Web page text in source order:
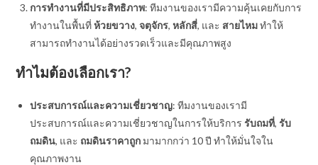
การทำงานที่มีประสิทธิภาพ: ทีมงานของเรามีความคุ้นเคยกับการ
ทำงานในพื้นที่ห้วยขวาง,จตุจักร,หลักสี่, และ สายไหมทำให้
สามารถทำงานได้อย่างรวดเร็วและมีคุณภาพสูง
ทำไมต้องเลือกเรา?
ประสบการณ์และความเชี่ยวชาญ: ทีมงานของเรามี
ประสบการณ์และความเชี่ยวชาญในการให้บริการรับถมที่,รับ
ถมดิน, และ ถมดินราคาถูก มามากกว่า 10 ปี ทำให้มั่นใจใน
คุณภาพงาน